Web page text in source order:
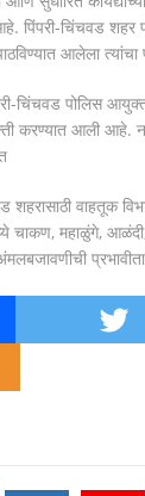
आदराने व
पिंपरी-चिंचवड
आलेला
चिंचवड पोलिस
करण्यात आली
शहरासाठी वाहतूक
चाकण, महाळुंगे, आळंदी,